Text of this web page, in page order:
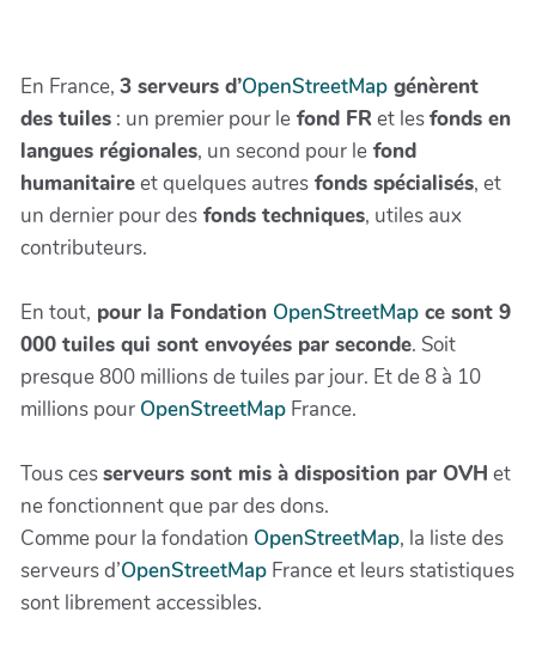
En France, 3 serveurs d’OpenStreetMap génèrent
des tuiles : un premier pour le fond FRet lesfonds en
langues régionales, un second pour le fond
humanitaireet quelques autres fonds spécialisés, et
un dernier pour des fonds techniques, utiles aux
contributeurs.
En tout, pour la Fondation OpenStreetMap ce sont 9
000 tuiles qui sont envoyées par seconde. Soit
presque 800 millions de tuiles par jour. Et de 8 à 10
millions pour OpenStreetMap France.
Tous cesserveurs sont mis à disposition par OVH et
ne fonctionnent que par des dons.
Comme pour la fondation OpenStreetMap, la liste des
serveurs d’OpenStreetMap France et leurs statistiques
sont librement accessibles.